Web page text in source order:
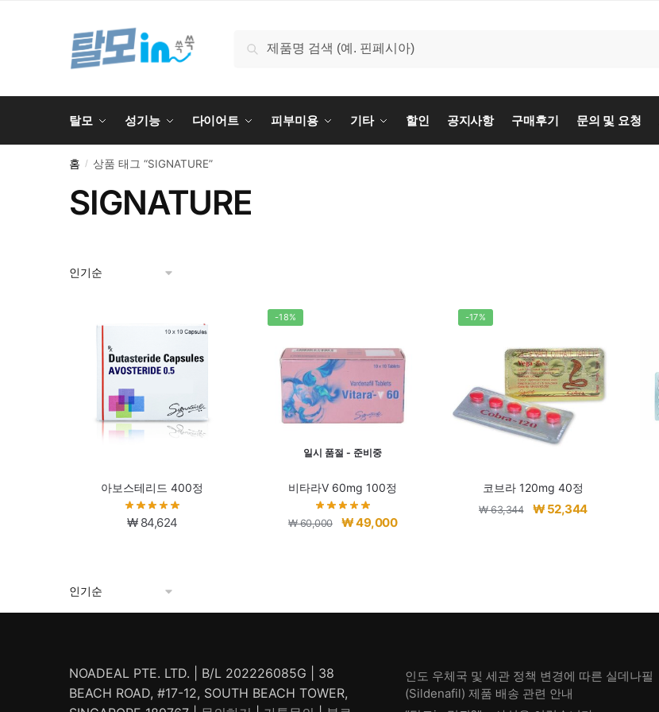
검색
탈모 성기능 다이어트 피부미용 기타 할인 공지사항 구매후기 문의 및 요청
홈 / 상품 태그 “SIGNATURE”
SIGNATURE
아보스테리드 400정
₩84,624
-18%
일시 품절 - 준비중
비타라V 60mg 100정
₩60,000
원
₩49,000현
-17%
코브라 120mg 40정
₩63,344
원
₩ 52,344현
NOADEAL PTE. LTD. | B/L 202226085G | 38
BEACH ROAD, #17-12, SOUTH BEACH TOWER,
인도 우체국 및 세관 정책 변경에 따른 실데나필
(Sildenafil) 제품 배송 관련 안내